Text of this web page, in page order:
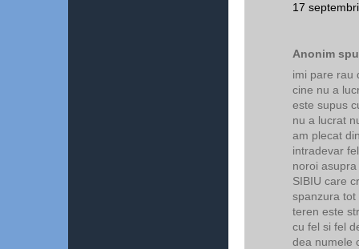
17
Anonim
imi pare rau
cine nu a
este supus
nu a lucrat
am plecat
intradevar
noroi
SIBIU care
spanzura tot
teren este
cu fel si fel
dea numele